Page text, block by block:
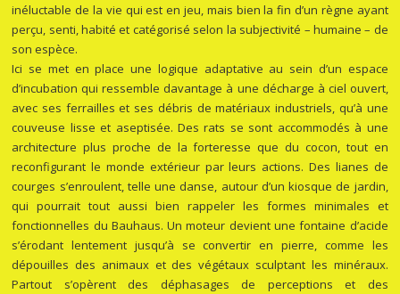
inéluctable de la vie qui est en jeu, mais bien la fin d’un règne ayant
perçu, senti, habité et catégorisé selon la subjectivité – humaine – de
son espèce.
Ici se met en place une logique adaptative au sein d’un espace
d’incubation qui ressemble davantage à une décharge à ciel ouvert,
avec ses ferrailles et ses débris de matériaux industriels, qu’à une
couveuse lisse et aseptisée. Des rats se sont accommodés à une
architecture plus proche de la forteresse que du cocon, tout en
reconfigurant le monde extérieur par leurs actions. Des lianes de
courges s’enroulent, telle une danse, autour d’un kiosque de jardin,
qui pourrait tout aussi bien rappeler les formes minimales et
fonctionnelles du Bauhaus. Un moteur devient une fontaine d’acide
s’érodant lentement jusqu’à se convertir en pierre, comme les
dépouilles des animaux et des végétaux sculptant les minéraux.
Partout s’opèrent des déphasages de perceptions et des